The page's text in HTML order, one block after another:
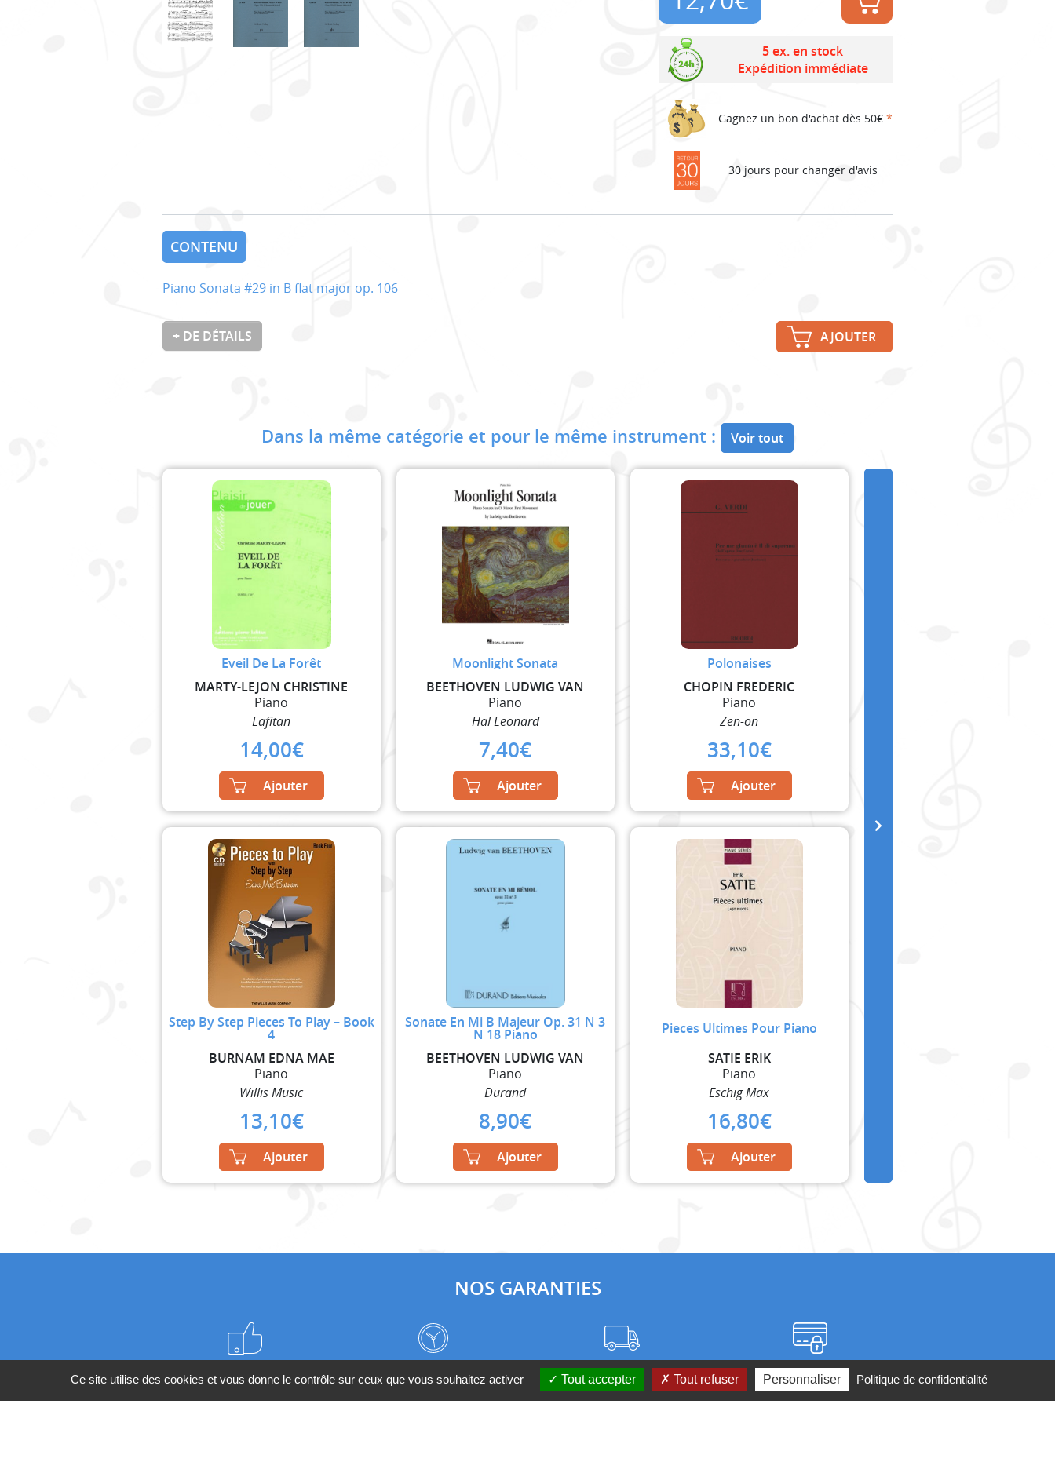
5 ex. en stock
Expédition immédiate
Gagnez un bon d'achat dès 50€ *
30 jours pour changer d'avis
CONTENU
Piano Sonata #29 in B flat major op. 106
+ DE DÉTAILS AJOUTER
Dans la même catégorie et pour le même instrument : Voir tout
Eveil De La Forêt
MARTY-LEJON CHRISTINE
Piano
Lafitan
14,00€
Ajouter
Moonlight Sonata
BEETHOVEN LUDWIG VAN
Piano
Hal Leonard
7,40€
Ajouter
Polonaises
CHOPIN FREDERIC
Piano
Zen-on
33,10€
Ajouter
Step By Step Pieces To Play – Book
4
BURNAM EDNA MAE
Piano
Willis Music
13,10€
Ajouter
Sonate En Mi B Majeur Op. 31 N 3
N 18 Piano
BEETHOVEN LUDWIG VAN
Piano
Durand
8,90€
Ajouter
Pieces Ultimes Pour Piano
SATIE ERIK
Piano
Eschig Max
16,80€
Ajouter
NOS GARANTIES
Meilleurs prix du web Frais de port à prix coûtant Paiement sécurisé
Ce site utilise des cookies et vous donne le contrôle sur ceux que vous souhaitez activer Tout accepter Tout refuser Personnaliser Politique de confidentialité